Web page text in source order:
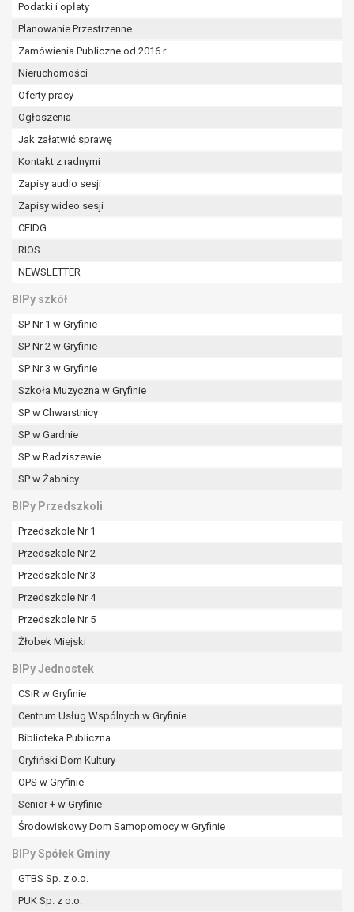
Podatki i opłaty
Planowanie Przestrzenne
Zamówienia Publiczne od 2016 r.
Nieruchomości
Oferty pracy
Ogłoszenia
Jak załatwić sprawę
Kontakt z radnymi
Zapisy audio sesji
Zapisy wideo sesji
CEIDG
RIOS
NEWSLETTER
BIPy szkół
SP Nr 1 w Gryfinie
SP Nr 2 w Gryfinie
SP Nr 3 w Gryfinie
Szkoła Muzyczna w Gryfinie
SP w Chwarstnicy
SP w Gardnie
SP w Radziszewie
SP w Żabnicy
BIPy Przedszkoli
Przedszkole Nr 1
Przedszkole Nr 2
Przedszkole Nr 3
Przedszkole Nr 4
Przedszkole Nr 5
Żłobek Miejski
BIPy Jednostek
CSiR w Gryfinie
Centrum Usług Wspólnych w Gryfinie
Biblioteka Publiczna
Gryfiński Dom Kultury
OPS w Gryfinie
Senior + w Gryfinie
Środowiskowy Dom Samopomocy w Gryfinie
BIPy Spółek Gminy
GTBS Sp. z o.o.
PUK Sp. z o.o.